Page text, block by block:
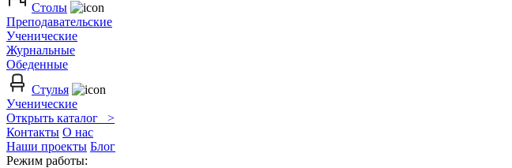
Столы
Преподавательские
Ученические
Журнальные
Обеденные
Стулья
Ученические
Открыть каталог >
Контакты О нас
Наши проекты Блог
Режим работы: